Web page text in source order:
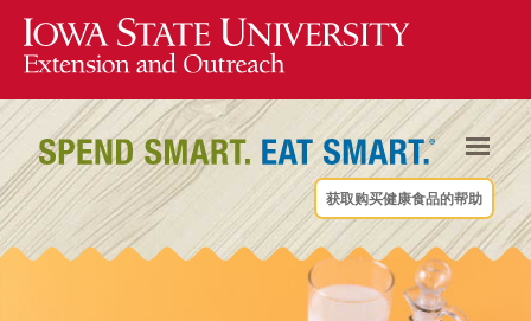
获取购买健康食品的帮助